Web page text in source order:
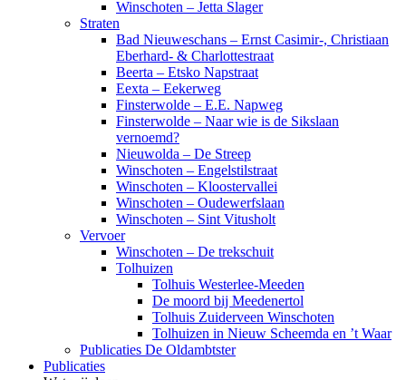
Winschoten – Jetta Slager
Straten
Bad Nieuweschans – Ernst Casimir-, Christiaan
Eberhard- & Charlottestraat
Beerta – Etsko Napstraat
Eexta – Eekerweg
Finsterwolde – E.E. Napweg
Finsterwolde – Naar wie is de Sikslaan
vernoemd?
Nieuwolda – De Streep
Winschoten – Engelstilstraat
Winschoten – Kloostervallei
Winschoten – Oudewerfslaan
Winschoten – Sint Vitusholt
Vervoer
Winschoten – De trekschuit
Tolhuizen
Tolhuis Westerlee-Meeden
De moord bij Meedenertol
Tolhuis Zuiderveen Winschoten
Tolhuizen in Nieuw Scheemda en ’t Waar
Publicaties De Oldambtster
Publicaties